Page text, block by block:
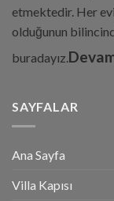
etmektedir. Her
olduğunun
buradayız.
SAYFALAR
Ana Sayfa
Villa Kapısı